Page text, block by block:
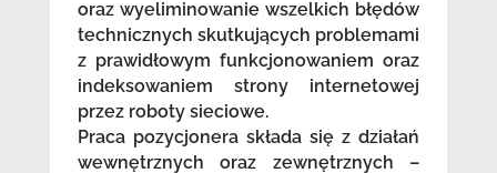
oraz wyeliminowanie wszelkich błędów
technicznych skutkujących problemami
z prawidłowym funkcjonowaniem oraz
indeksowaniem strony internetowej
przez roboty sieciowe.
Praca pozycjonera składa się z działań
wewnętrznych oraz zewnętrznych –